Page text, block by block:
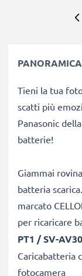
PANORAMICA
Tieni la tua
scatti più
Panasonic
batterie!
Giammai
batteria
marcato
per ricaricare
PT1 / SV-
Caricabatteria
fotocamera